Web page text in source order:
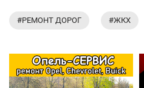
#РЕМОНТ ДОРОГ #ЖКХ